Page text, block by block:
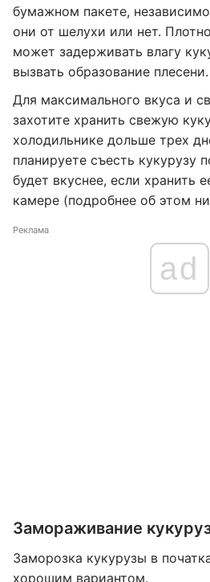
бумажном пакете,
они от шелухи или нет.
может задерживать влагу
вызвать образование плесени.
Для максимального вкуса и
захотите хранить свежую
холодильнике дольше трех
планируете съесть кукурузу
будет вкуснее, если хранить
камере (подробнее об этом
Реклама
ad
Замораживание
Заморозка кукурузы в
хорошим вариантом.